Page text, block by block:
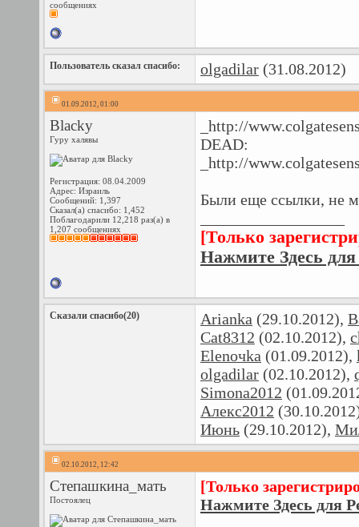
сообщениях
Пользователь сказал cпасибо: olgadilar (31.08.2012)
01.09.2012, 01:00
Blacky
Гуру халявы
Регистрация: 08.04.2009
Адрес: Израиль
Сообщений: 1,397
Сказал(а) спасибо: 1,452
Поблагодарили 12,218 раз(а) в
1,207 сообщениях
_http://
DEAD:
_http://
Были еще ссылки, не
[Только
Нажмите Здесь
Сказали спасибо(20) Arianka (29.10.2012),
Cat8312 (02.10.2012),
Elenoчka (01.09.2012),
olgadilar (02.10.2012),
Simona2012
Алекс2012
Июнь (29.10.2012),
02.10.2012, 12:42
Степашкина_мать
Постоялец
[Только
Нажмите Здесь для